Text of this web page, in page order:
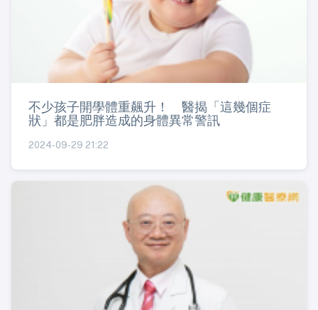
不少孩子開學體重飆升！ 醫揭「這幾個症
狀」都是肥胖造成的身體異常警訊
2024-09-29 21:22